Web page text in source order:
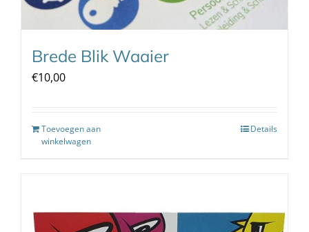
Brede Blik Waaier
€10,00
Toevoegen aan
winkelwagen
Details